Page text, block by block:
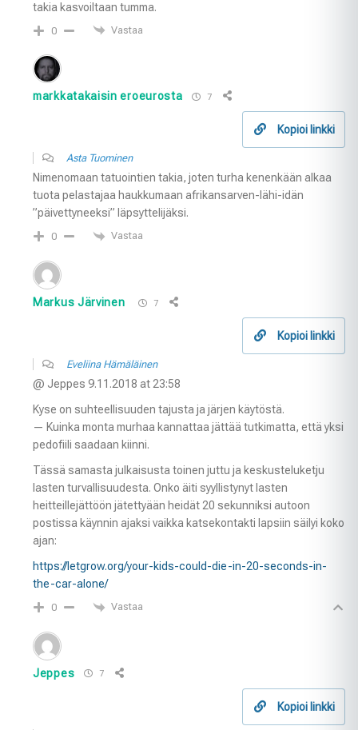
takia kasvoiltaan tumma.
0 Vastaa
markkatakaisin eroeurosta 7
Kopioi linkki
Asta Tuominen
Nimenomaan tatuointien takia, joten turha kenenkään alkaa
tuota pelastajaa haukkumaan afrikansarven-lähi-idän
”päivettyneeksi” läpsyttelijäksi.
0 Vastaa
Markus Järvinen 7
Kopioi linkki
Eveliina Hämäläinen
@ Jeppes 9.11.2018 at 23:58
Kyse on suhteellisuuden tajusta ja järjen käytöstä.
— Kuinka monta murhaa kannattaa jättää tutkimatta, että yksi
pedofiili saadaan kiinni.
Tässä samasta julkaisusta toinen juttu ja keskusteluketju
lasten turvallisuudesta. Onko äiti syyllistynyt lasten
heitteillejättöön jätettyään heidät 20 sekunniksi autoon
postissa käynnin ajaksi vaikka katsekontakti lapsiin säilyi koko
ajan:
https://letgrow.org/your-kids-could-die-in-20-seconds-in-
the-car-alone/
0 Vastaa
Jeppes 7
Kopioi linkki